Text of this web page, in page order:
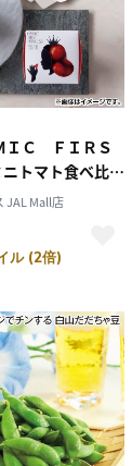
ＩＣ ＦＩＲＳ
トマト食べ比べ
１２・１１）
JAL Mall店
ル (2倍)